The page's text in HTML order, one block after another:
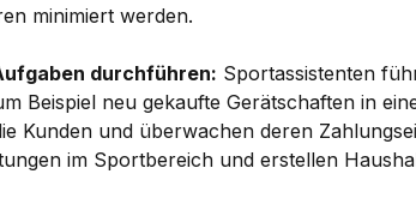
minimiert werden.
durchführen: Sportassistenten
Beispiel neu gekaufte Gerätschaften in
Kunden und überwachen deren
im Sportbereich und erstellen